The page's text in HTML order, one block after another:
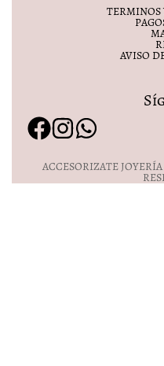
AVISO
ACCESORIZATE